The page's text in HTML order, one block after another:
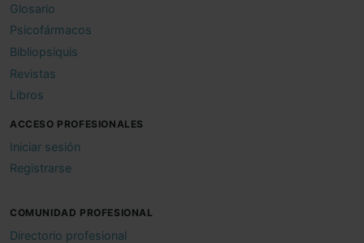
Glosario
Psicofármacos
Bibliopsiquis
Revistas
Libros
ACCESO PROFESIONALES
Iniciar sesión
Registrarse
COMUNIDAD PROFESIONAL
Directorio profesional